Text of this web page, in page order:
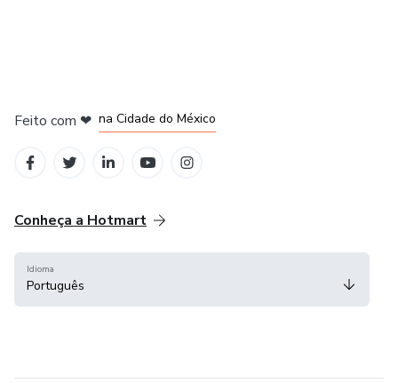
Feito com ❤ na Cidade do México
Conheça a Hotmart
Idioma
Português